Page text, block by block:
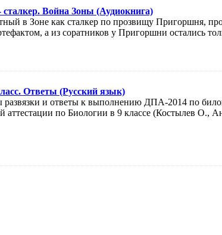
Война Зоны (Аудиокнига)
в Зоне как сталкер по прозвищу Пригоршня,
а из соратников у Пригоршни остались
Ответы (Русский язык)
развязки и ответы к выполнению ДПА-2014 по
аттестации по Биологии в 9 классе (Костылев О.,